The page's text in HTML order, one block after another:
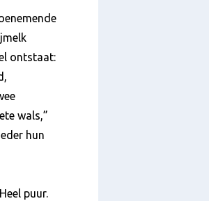
ontstaat:
wals,”
hun
puur.